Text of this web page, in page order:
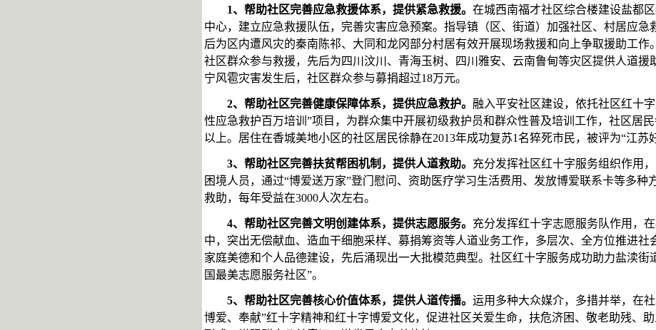
1、帮助社区完善应急救援体系，提供紧急救援。在城西南福才社区综合楼建设盐都
中心，建立应急救援队伍，完善灾害应急预案。指导镇（区、街道）加强社区、村居应急
后为区内遭风灾的秦南陈祁、大同和龙冈部分村居有效开展现场救援和向上争取援助工作
社区群众参与救援，先后为四川汶川、青海玉树、四川雅安、云南鲁甸等灾区提供人道援
宁风雹灾害发生后，社区群众参与募捐超过18万元。
2、帮助社区完善健康保障体系，提供应急救护。 融入平安社区建设，依托社区红十
性应急救护百万培训”项目，为群众集中开展初级救护员和群众性普及培训工作，社区居
以上。居住在香城美地小区的社区居民徐静在2013年成功复苏1名猝死市民，被评为“江苏
3、帮助社区完善扶贫帮困机制，提供人道救助。 充分发挥社区红十字服务组织作用
困境人员，通过“博爱送万家”登门慰问、资助医疗学习生活费用、发放博爱联系卡等多种
救助，每年受益在3000人次左右。
4、帮助社区完善文明创建体系，提供志愿服务。 充分发挥红十字志愿服务队作用，
中，突出无偿献血、造血干细胞采样、募捐筹资等人道业务工作，多层次、全方位推进社
家庭美德和个人品德建设，先后涌现出一大批模范典型。社区红十字服务成功助力盐渎街
国最美志愿服务社区”。
5、帮助社区完善核心价值体系，提供人道传播。运用多种大众媒介，多措并举，在
博爱、奉献”红十字精神和红十字博爱文化，促进社区关爱生命，扶危济困、敬老助残、